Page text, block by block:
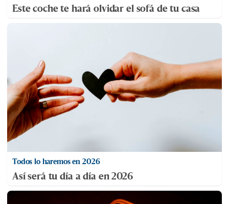
Este coche te hará olvidar el sofá de tu casa
Todos lo haremos en 2026
Así será tu día a día en 2026